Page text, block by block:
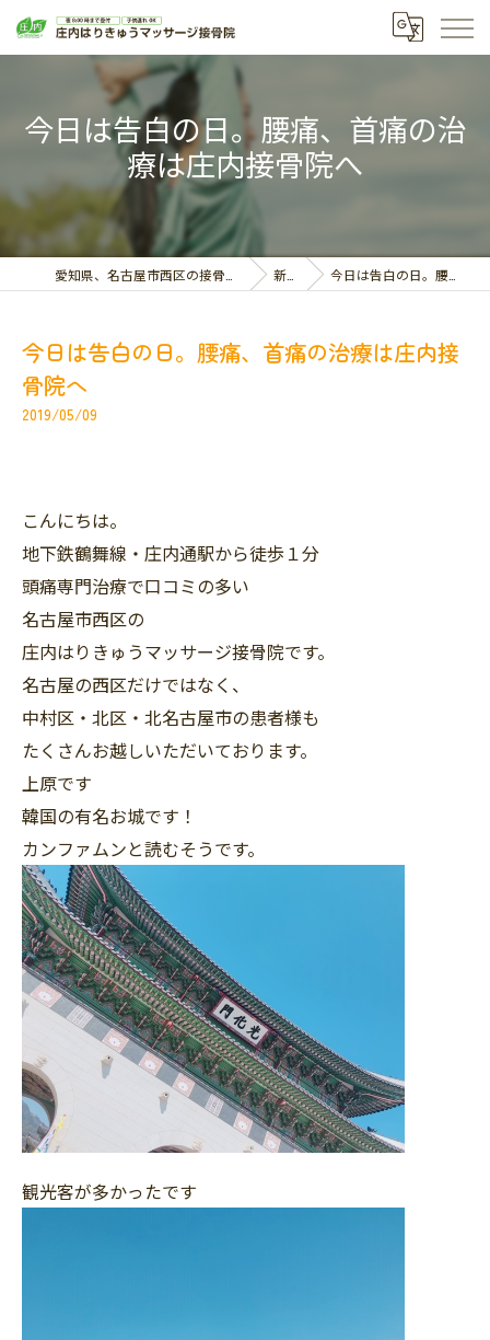
今日は告白の日。腰痛、首痛の治
療は庄内接骨院へ
新着情報 今日は告白の日。腰痛、首痛の治療は庄内接骨院へ
今日は告白の日。腰痛、首痛の治療は庄内接
骨院へ
2019/05/09
こんにちは。
地下鉄鶴舞線・庄内通駅から徒歩１分
頭痛専門治療で口コミの多い
名古屋市西区の
庄内はりきゅうマッサージ接骨院です。
名古屋の西区だけではなく、
中村区・北区・北名古屋市の患者様も
たくさんお越しいただいております。
上原です
韓国の有名お城です！
カンファムンと読むそうです。
観光客が多かったです